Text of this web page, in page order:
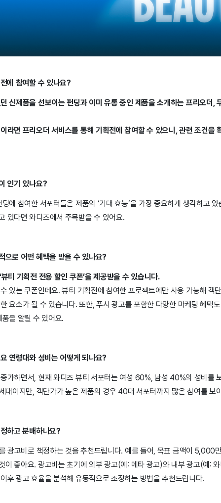
에 참여할 수 있나요?
신제품을 선보이는 펀딩과 이미 유통 중인 제품을 소개하는 프리오더,
라면 프리오더 서비스를 통해 기획전에 참여할 수 있으니, 관련 조건을
인기 있나요?
에 참여한 서포터들은 제품의 ‘기대 효능’을 가장 중요하게 생각하고
있다면 와디즈에서 주목받을 수 있어요.
으로 어떤 혜택을 받을 수 있나요?
티 기획전 전용 할인 쿠폰’을 제공받을 수 있습니다.
있는 쿠폰인데요. 뷰티 기획전에 참여한 프로젝트에만 사용 가능해 객
요소가 될 수 있습니다. 또한, 푸시 광고를 포함한 다양한 마케팅 혜택
을 알릴 수 있어요.
연령대와 성비는 어떻게 되나요?
가하면서, 현재 와디즈 뷰티 서포터는 여성 60%, 남성 40%의 성비를
대이지만, 객단가가 높은 제품의 경우 40대 서포터까지 많은 참여를 보
하고 분배하나요?
광고비로 책정하는 것을 추천드립니다. 예를 들어, 목표 금액이 5,000
이 좋아요. 광고비는 초기에 외부 광고(예: 메타 광고)와 내부 광고(예:
후 광고 효율을 분석해 유동적으로 조정하는 방법을 추천드립니다.